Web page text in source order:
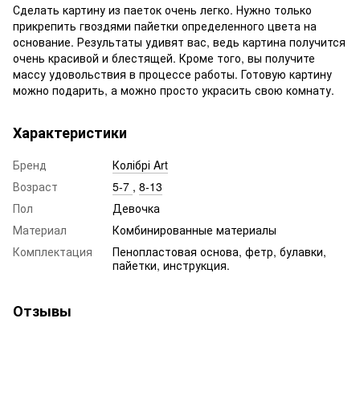
Сделать картину из паеток очень легко. Нужно только
прикрепить гвоздями пайетки определенного цвета на
основание. Результаты удивят вас, ведь картина получится
очень красивой и блестящей. Кроме того, вы получите
массу удовольствия в процессе работы. Готовую картину
можно подарить, а можно просто украсить свою комнату.
Характеристики
Бренд
Колібрі Art
Возраст
5-7 , 8-13
Пол
Девочка
Материал
Комбинированные материалы
Комплектация
Пенопластовая основа, фетр, булавки,
пайетки, инструкция.
Отзывы